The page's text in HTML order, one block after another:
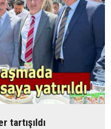
tartışıldı